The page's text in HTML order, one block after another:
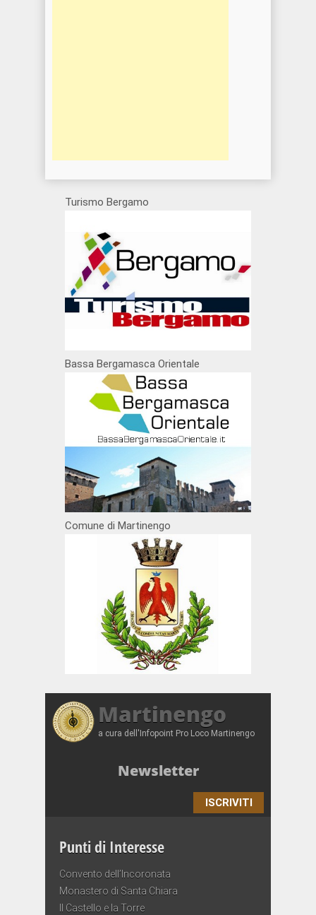
Turismo Bergamo
Bassa Bergamasca Orientale
Comune di Martinengo
Martinengo
a cura dell'Infopoint Pro Loco Martinengo
Newsletter
ISCRIVITI
Punti di Interesse
Convento dell’Incoronata
Monastero di Santa Chiara
Il Castello e la Torre